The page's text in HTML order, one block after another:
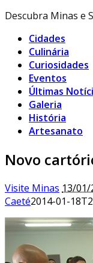
Descubra Minas e
Cidades
Culinária
Curiosidades
Eventos
Últimas
Galeria
História
Artesanato
Novo
Visite Minas 13/01/
Caeté2014-01-